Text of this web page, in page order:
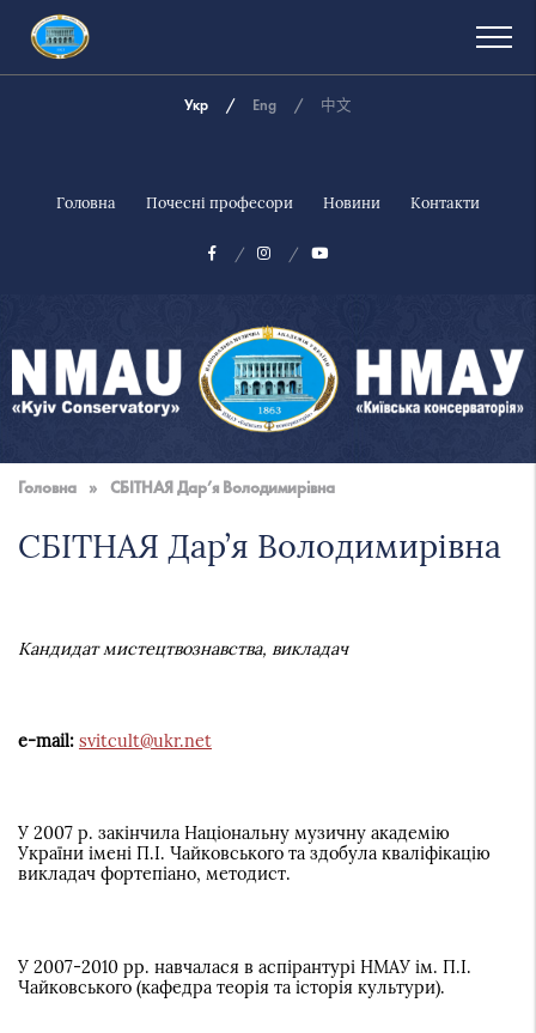
Укр Eng 中文
Головна Почесні професори Новини Контакти
музична
України
Головна » СБІТНАЯ Дар’я Володимирівна
СБІТНАЯ Дар’я Володимирівна
Кандидат мистецтвознавства, викладач
e-mail: svitcult@ukr.net
У 2007 р. закінчила Національну музичну академію
України імені П.І. Чайковського та здобула кваліфікацію
викладач фортепіано, методист.
У 2007-2010 рр. навчалася в аспірантурі НМАУ ім. П.І.
Чайковського (кафедра теорія та історія культури).